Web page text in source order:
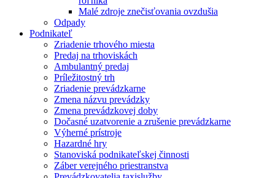
Malé zdroje znečisťovania ovzdušia
Odpady
Podnikateľ
Zriadenie trhového miesta
Predaj na trhoviskách
Ambulantný predaj
Príležitostný trh
Zriadenie prevádzkarne
Zmena názvu prevádzky
Zmena prevádzkovej doby
Dočasné uzatvorenie a zrušenie prevádzkarne
Výherné prístroje
Hazardné hry
Stanoviská podnikateľskej činnosti
Záber verejného priestranstva